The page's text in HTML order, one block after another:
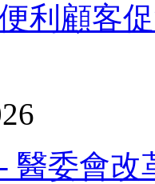
利顧客
委會改